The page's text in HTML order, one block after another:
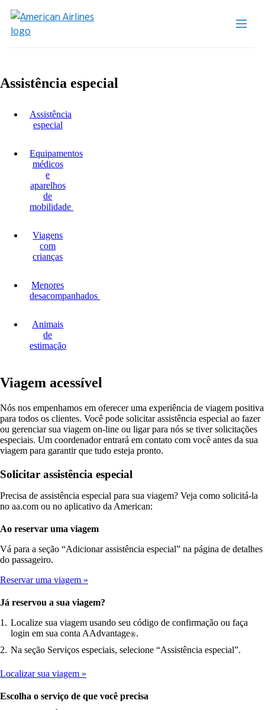
Assistência especial
Assistência
especial
Equipamentos
médicos
e
aparelhos
de
mobilidade
Viagens
com
crianças
Menores
desacompanhados
Animais
de
estimação
Viagem acessível
Nós nos empenhamos em oferecer uma experiência de viagem positiva
para todos os clientes. Você pode solicitar assistência especial ao fazer
ou gerenciar sua viagem on-line ou ligar para nós se tiver solicitações
especiais. Um coordenador entrará em contato com você antes da sua
viagem para garantir que tudo esteja pronto.
Solicitar assistência especial
Precisa de assistência especial para sua viagem? Veja como solicitá-la
no aa.com ou no aplicativo da American:
Ao reservar uma viagem
Vá para a seção “Adicionar assistência especial” na página de detalhes
do passageiro.
Reservar uma viagem
Já reservou a sua viagem?
Localize sua viagem usando seu código de confirmação ou faça
login em sua conta AAdvantage®.
Na seção Serviços especiais, selecione “Assistência especial”.
Localizar sua viagem
Escolha o serviço de que você precisa